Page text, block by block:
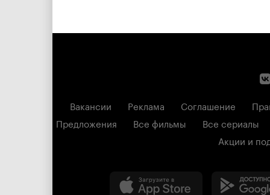
Вакансии Реклама Соглашение
Предложения
Все фильмы
Все сериалы
Акции и